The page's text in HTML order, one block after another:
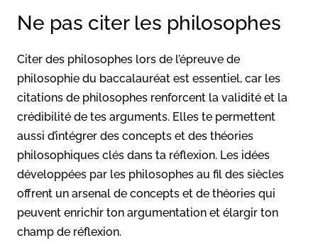
Ne pas citer les philosophes
Citer des philosophes lors de l’épreuve de
philosophie du baccalauréat est essentiel, car les
citations de philosophes renforcent la validité et la
crédibilité de tes arguments. Elles te permettent
aussi d’intégrer des concepts et des théories
philosophiques clés dans ta réflexion. Les idées
développées par les philosophes au fil des siècles
offrent un arsenal de concepts et de théories qui
peuvent enrichir ton argumentation et élargir ton
champ de réflexion.